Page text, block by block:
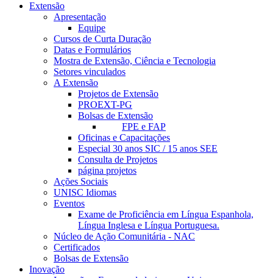
Extensão
Apresentação
Equipe
Cursos de Curta Duração
Datas e Formulários
Mostra de Extensão, Ciência e Tecnologia
Setores vinculados
A Extensão
Projetos de Extensão
PROEXT-PG
Bolsas de Extensão
FPE e FAP
Oficinas e Capacitações
Especial 30 anos SIC / 15 anos SEE
Consulta de Projetos
página projetos
Ações Sociais
UNISC Idiomas
Eventos
Exame de Proficiência em Língua Espanhola,
Língua Inglesa e Língua Portuguesa.
Núcleo de Ação Comunitária - NAC
Certificados
Bolsas de Extensão
Inovação